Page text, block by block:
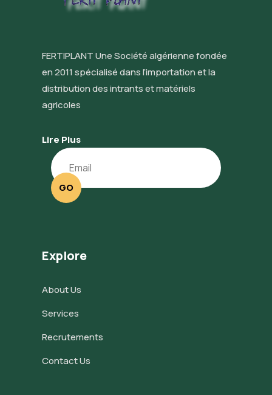
FERTIPLANT Une Société algérienne fondée
en 2011 spécialisé dans l’importation et la
distribution des intrants et matériels
agricoles
Lire Plus
GO
Explore
About Us
Services
Recrutements
Contact Us